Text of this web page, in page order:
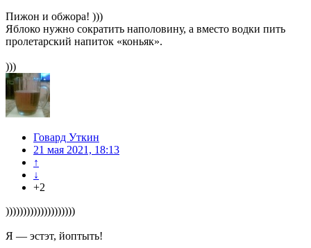
Пижон и обжора! )))
Яблоко нужно сократить наполовину, а вместо водки пить
пролетарский напиток «коньяк».
)))
Говард Уткин
21 мая 2021, 18:13
↑
↓
+2
))))))))))))))))))))
Я — эстэт, йоптыть!